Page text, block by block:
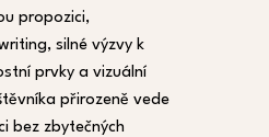
propozici,
silné výzvy k
prvky a vizuální
přirozeně vede
bez zbytečných